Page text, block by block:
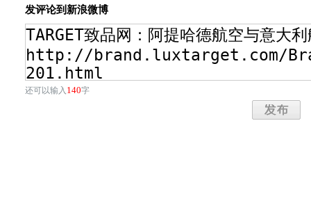
发评论到新浪微博
还可以输入 140字